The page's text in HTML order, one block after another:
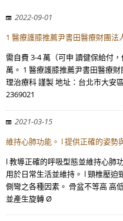
2022-09-01
1 醫療護膝推薦尹書田醫療財團法
需自費 3-4 萬（可申 讀健保給付
萬。 1 醫療護膝推薦尹書田醫療
理治療科 謹製 地址：台北市大安
2369021
2021-03-15
維持心肺功能。 l 提供正確的姿勢
l 教導正確的呼吸型態並維持心肺
用於日常生活並維持。 l 頸椎壓迫
側彎之各種因素。 骨盆不等高 高
並產生旋轉 Ø